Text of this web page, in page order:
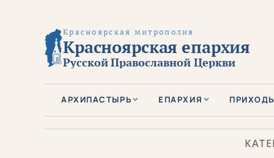
Красноярская митрополия
Красноярская епархия
Русской Православной Церкви
АРХИПАСТЫРЬ ЕПАРХИЯ